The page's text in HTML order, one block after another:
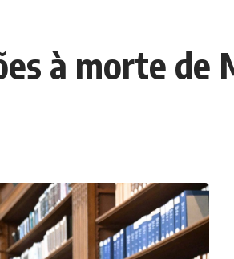
à morte de